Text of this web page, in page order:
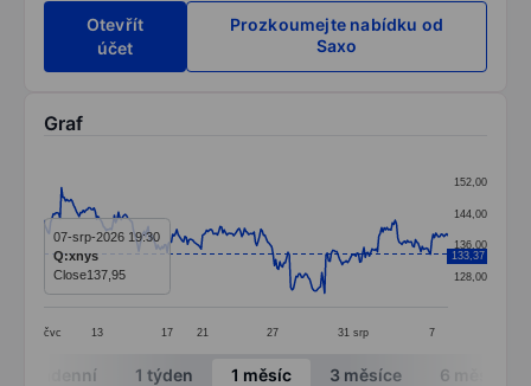
Otevřít
účet
Prozkoumejte nabídku od
Saxo
Graf
Line chart with 299 data points.
The chart has 1 X axis displaying categories.
The chart has 1 Y axis displaying values. Data
čvc 13 17 21 27 31 srp 7
128,00
136,00
144,00
152,00
133,37
07-srp-2026 19:30
Q:xnys
Close137,95
End of interactive chart.
Intradenní 1 týden 1 měsíc 3 měsíce 6 měsíců